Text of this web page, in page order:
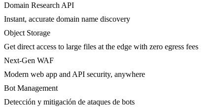
Domain Research API
Instant, accurate domain name discovery
Object Storage
Get direct access to large files at the edge with zero egress fees
Next-Gen WAF
Modern web app and API security, anywhere
Bot Management
Detección y mitigación de ataques de bots